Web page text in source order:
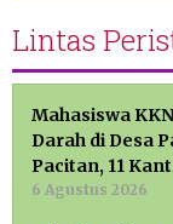
Lintas
Mahasiswa
Darah di Desa
Pacitan, 11
6 Agustus 2026